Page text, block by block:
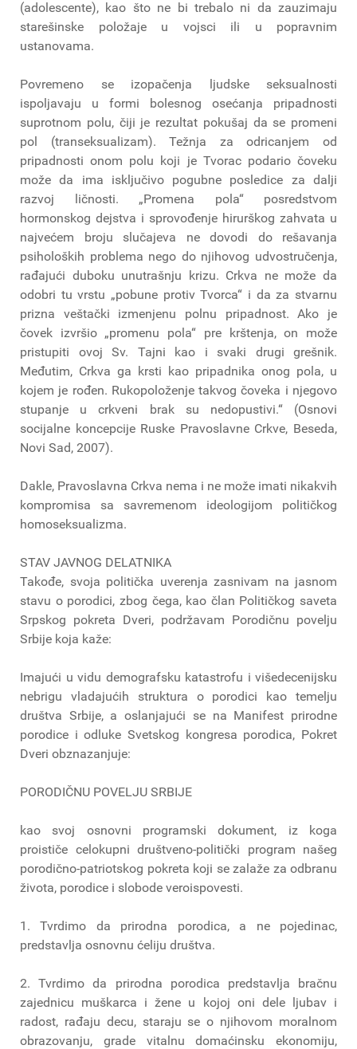
(adolescente), kao što ne bi trebalo ni da zauzimaju
starešinske položaje u vojsci ili u popravnim
ustanovama.
Povremeno se izopačenja ljudske seksualnosti
ispoljavaju u formi bolesnog osećanja pripadnosti
suprotnom polu, čiji je rezultat pokušaj da se promeni
pol (transeksualizam). Težnja za odricanjem od
pripadnosti onom polu koji je Tvorac podario čoveku
može da ima isključivo pogubne posledice za dalji
razvoj ličnosti. „Promena pola“ posredstvom
hormonskog dejstva i sprovođenje hirurškog zahvata u
najvećem broju slučajeva ne dovodi do rešavanja
psiholoških problema nego do njihovog udvostručenja,
rađajući duboku unutrašnju krizu. Crkva ne može da
odobri tu vrstu „pobune protiv Tvorca“ i da za stvarnu
prizna veštački izmenjenu polnu pripadnost. Ako je
čovek izvršio „promenu pola“ pre krštenja, on može
pristupiti ovoj Sv. Tajni kao i svaki drugi grešnik.
Međutim, Crkva ga krsti kao pripadnika onog pola, u
kojem je rođen. Rukopoloženje takvog čoveka i njegovo
stupanje u crkveni brak su nedopustivi.“ (Osnovi
socijalne koncepcije Ruske Pravoslavne Crkve, Beseda,
Novi Sad, 2007).
Dakle, Pravoslavna Crkva nema i ne može imati nikakvih
kompromisa sa savremenom ideologijom političkog
homoseksualizma.
STAV JAVNOG DELATNIKA
Takođe, svoja politička uverenja zasnivam na jasnom
stavu o porodici, zbog čega, kao član Političkog saveta
Srpskog pokreta Dveri, podržavam Porodičnu povelju
Srbije koja kaže:
Imajući u vidu demografsku katastrofu i višedecenijsku
nebrigu vladajućih struktura o porodici kao temelju
društva Srbije, a oslanjajući se na Manifest prirodne
porodice i odluke Svetskog kongresa porodica, Pokret
Dveri obznazanjuje:
PORODIČNU POVELJU SRBIJE
kao svoj osnovni programski dokument, iz koga
proističe celokupni društveno-politički program našeg
porodično-patriotskog pokreta koji se zalaže za odbranu
života, porodice i slobode veroispovesti.
1. Tvrdimo da prirodna porodica, a ne pojedinac,
predstavlja osnovnu ćeliju društva.
2. Tvrdimo da prirodna porodica predstavlja bračnu
zajednicu muškarca i žene u kojoj oni dele ljubav i
radost, rađaju decu, staraju se o njihovom moralnom
obrazovanju, grade vitalnu domaćinsku ekonomiju,